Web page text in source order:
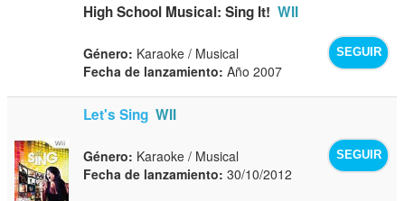
High School Musical: Sing It! WII
SEGUIR
Género: Karaoke / Musical
Fecha de lanzamiento: Año 2007
Let's Sing WII
SEGUIR
Género: Karaoke / Musical
Fecha de lanzamiento: 30/10/2012